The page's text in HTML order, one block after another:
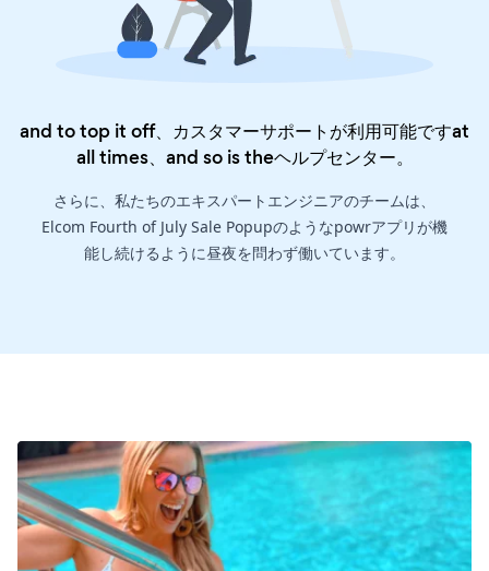
and to top it off、カスタマーサポートが利用可能ですat
all times、and so is theヘルプセンター。
さらに、私たちのエキスパートエンジニアのチームは、
Elcom Fourth of July Sale Popupのようなpowrアプリが機
能し続けるように昼夜を問わず働いています。